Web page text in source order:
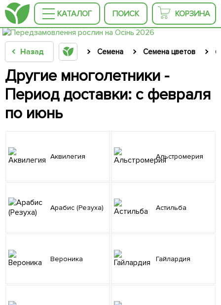
КАТАЛОГ ПОИСК КОРЗИНА
Назад Семена Семена цветов
Другие многолетники -
Период доставки: с февраля
по июнь
Аквилегия Альстромерия
Арабис (Резуха) Астильба
Вероника Гайлардия